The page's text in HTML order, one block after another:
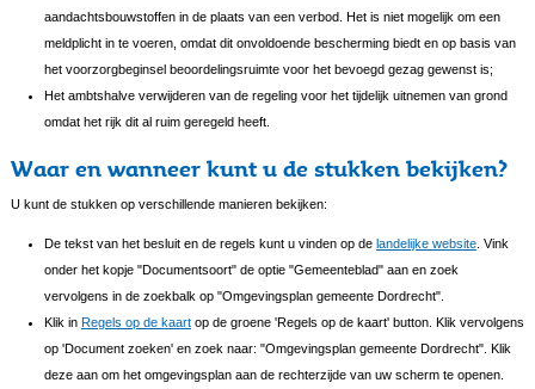
aandachtsbouwstoffen in de plaats van een verbod. Het is niet mogelijk om een
meldplicht in te voeren, omdat dit onvoldoende bescherming biedt en op basis van
het voorzorgbeginsel beoordelingsruimte voor het bevoegd gezag gewenst is;
Het ambtshalve verwijderen van de regeling voor het tijdelijk uitnemen van grond
omdat het rijk dit al ruim geregeld heeft.
Waar en wanneer kunt u de stukken bekijken?
U kunt de stukken op verschillende manieren bekijken:
De tekst van het besluit en de regels kunt u vinden op de landelijke website. Vink
onder het kopje "Documentsoort" de optie "Gemeenteblad" aan en zoek
vervolgens in de zoekbalk op "Omgevingsplan gemeente Dordrecht".
Klik in Regels op de kaartop de groene 'Regels op de kaart' button. Klik vervolgens
op 'Document zoeken' en zoek naar: "Omgevingsplan gemeente Dordrecht". Klik
deze aan om het omgevingsplan aan de rechterzijde van uw scherm te openen.